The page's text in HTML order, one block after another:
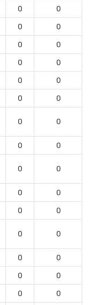
0
0
0
0
0
0
0
0
0
0
0 0
0 0
0 0
0 0
0
0
0 0
0 0
0
0
0
0
0 0